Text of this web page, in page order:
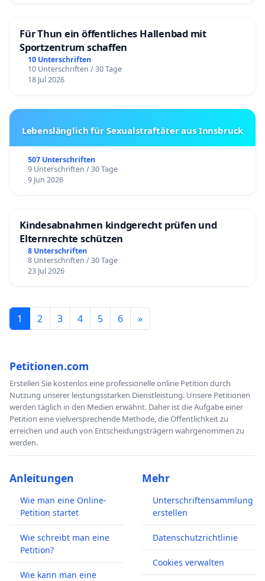
Für Thun ein öffentliches Hallenbad mit
Sportzentrum schaffen
10 Unterschriften
10 Unterschriften / 30 Tage
18 Jul 2026
Lebenslänglich für Sexualstraftäter aus Innsbruck
507 Unterschriften
9 Unterschriften / 30 Tage
9 Jun 2026
Kindesabnahmen kindgerecht prüfen und
Elternrechte schützen
8 Unterschriften
8 Unterschriften / 30 Tage
23 Jul 2026
1 2 3 4 5 6 »
Petitionen.com
Erstellen Sie kostenlos eine professionelle online Petition durch
Nutzung unserer leistungsstarken Dienstleistung. Unsere Petitionen
werden täglich in den Medien erwähnt. Daher ist die Aufgabe einer
Petition eine vielversprechende Methode, die Öffentlichkeit zu
erreichen und auch von Entscheidungsträgern wahrgenommen zu
werden.
Anleitungen
Wie man eine Online-
Petition startet
Wie schreibt man eine
Petition?
Wie kann man eine
Mehr
Unterschriftensammlung
erstellen
Datenschutzrichtlinie
Cookies verwalten